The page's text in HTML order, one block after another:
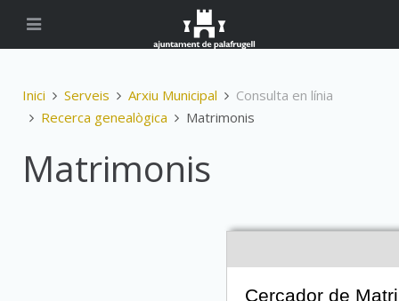
Inici Serveis Arxiu Municipal
Consulta en línia
Recerca genealògica
Matrimonis
Matrimonis